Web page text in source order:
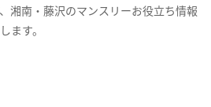
湘南・藤沢のマンスリーお役立ち情報
ます。